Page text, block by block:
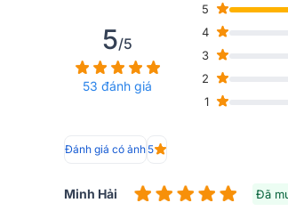
dễ dàng lắp đặt trong không gian
5/5
53 đánh giá
5
4
3
2
1
Đánh giá có ảnh 5
Minh Hải Đã